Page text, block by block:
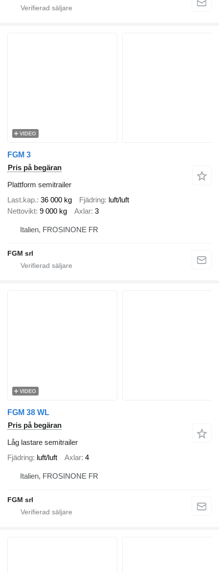
VIDEO
FGM 3
Pris på begäran
Plattform semitrailer
Last.kap. 36 000 kg Fjädring luft/luft
Nettovikt 9 000 kg Axlar 3
Italien, FROSINONE FR
FGM srl
VIDEO
FGM 38 WL
Pris på begäran
Låg lastare semitrailer
Fjädring luft/luft Axlar 4
Italien, FROSINONE FR
FGM srl